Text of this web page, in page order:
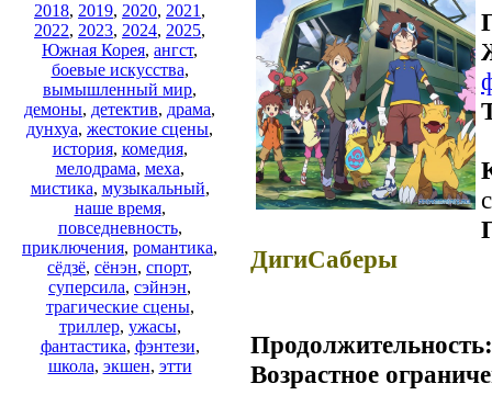
2018, 2019, 2020, 2021 ,
2022, 2023, 2024, 2025,
Южная Корея, ангст,
боевые искусства,
вымышленный мир,
демоны, детектив, драма,
дунхуа, жестокие сцены,
история, комедия,
мелодрама, меха,
мистика, музыкальный,
наше время,
повседневность,
приключения, романтика,
сёдзё, сёнэн, спорт,
суперсила, сэйнэн,
трагические сцены,
триллер, ужасы,
фантастика, фэнтези,
школа, экшен, этти
ДигиСаберы
Продолжительность:
Возрастное